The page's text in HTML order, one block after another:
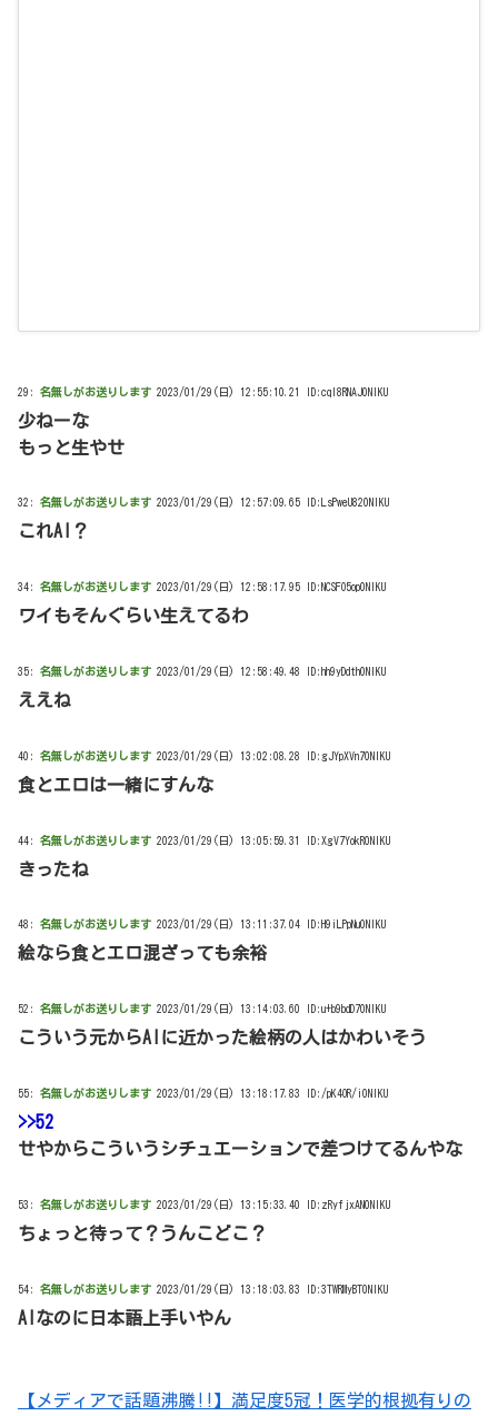
29: 名無しがお送りします 2023/01/29(日) 12:55:10.21 ID:cqI8RNAJ0NIKU
少ねーな
もっと生やせ
32: 名無しがお送りします 2023/01/29(日) 12:57:09.65 ID:LsPweU820NIKU
これAI？
34: 名無しがお送りします 2023/01/29(日) 12:58:17.95 ID:NCSFO5op0NIKU
ワイもそんぐらい生えてるわ
35: 名無しがお送りします 2023/01/29(日) 12:58:49.48 ID:hh9yDdth0NIKU
ええね
40: 名無しがお送りします 2023/01/29(日) 13:02:08.28 ID:gJYpXVn70NIKU
食とエロは一緒にすんな
44: 名無しがお送りします 2023/01/29(日) 13:05:59.31 ID:XgV7YokR0NIKU
きったね
48: 名無しがお送りします 2023/01/29(日) 13:11:37.04 ID:H9iLPpNu0NIKU
絵なら食とエロ混ざっても余裕
52: 名無しがお送りします 2023/01/29(日) 13:14:03.60 ID:u+b9bdD70NIKU
こういう元からAIに近かった絵柄の人はかわいそう
55: 名無しがお送りします 2023/01/29(日) 13:18:17.83 ID:/pK4OR/i0NIKU
>>52
せやからこういうシチュエーションで差つけてるんやな
53: 名無しがお送りします 2023/01/29(日) 13:15:33.40 ID:zRyfjxAN0NIKU
ちょっと待って？うんこどこ？
54: 名無しがお送りします 2023/01/29(日) 13:18:03.83 ID:3TWRMyBT0NIKU
AIなのに日本語上手いやん
【メディアで話題沸騰!!】満足度5冠！医学的根拠有りの